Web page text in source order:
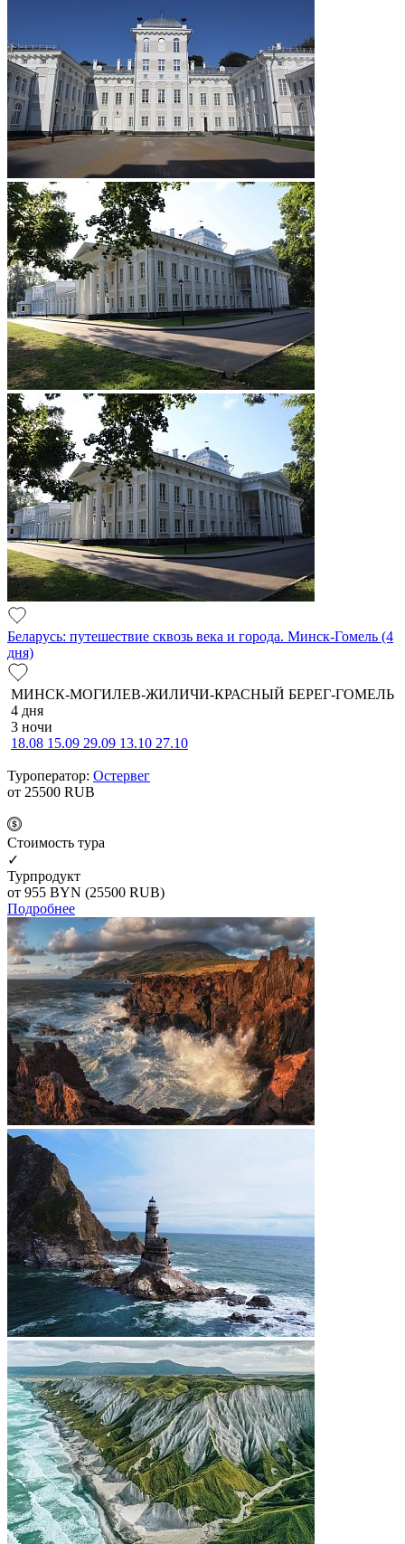
Беларусь: путешествие сквозь века и города. Минск-Гомель (4
дня)
МИНСК-МОГИЛЕВ-ЖИЛИЧИ-КРАСНЫЙ БЕРЕГ-ГОМЕЛЬ
4 дня
3 ночи
18.08 15.09 29.09 13.10 27.10
Туроператор: Остервег
от 25500 RUB
Cтоимость тура
✓
Турпродукт
от 955 BYN (25500 RUB)
Подробнее